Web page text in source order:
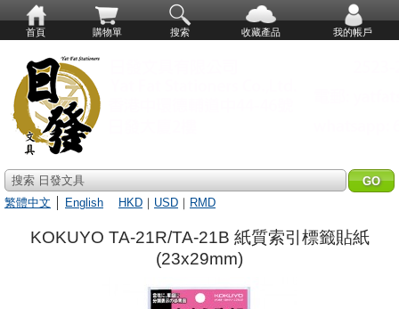
首頁 購物單 搜索 收藏產品 我的帳戶
搜索 日發文具
繁體中文
English HKD ｜ USD ｜ RMD
KOKUYO TA-21R/TA-21B 紙質索引標籤貼紙
(23x29mm)